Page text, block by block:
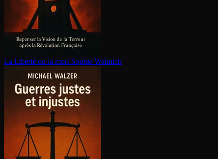
La Liberté ou la mort Sophie Wahnich